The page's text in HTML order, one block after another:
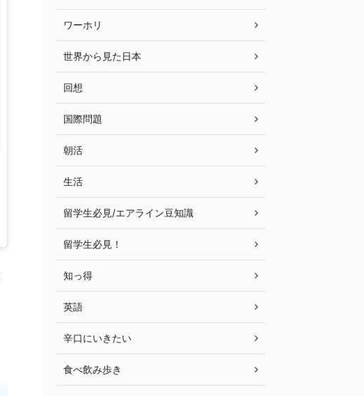
ワーホリ
世界から見た日本
回想
国際問題
朝活
生活
留学生必見/エアライン豆知識
留学生必見！
知っ得
英語
辛口にいきたい
食べ飲み歩き